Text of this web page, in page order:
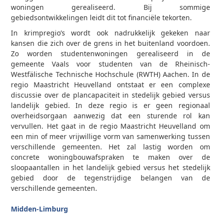
woningen gerealiseerd. Bij sommige
gebiedsontwikkelingen leidt dit tot financiële tekorten.
In krimpregio’s wordt ook nadrukkelijk gekeken naar
kansen die zich over de grens in het buitenland voordoen.
Zo worden studentenwoningen gerealiseerd in de
gemeente Vaals voor studenten van de Rheinisch-
Westfälische Technische Hochschule (RWTH) Aachen. In de
regio Maastricht Heuvelland ontstaat er een complexe
discussie over de plancapaciteit in stedelijk gebied versus
landelijk gebied. In deze regio is er geen regionaal
overheidsorgaan aanwezig dat een sturende rol kan
vervullen. Het gaat in de regio Maastricht Heuvelland om
een min of meer vrijwillige vorm van samenwerking tussen
verschillende gemeenten. Het zal lastig worden om
concrete woningbouwafspraken te maken over de
sloopaantallen in het landelijk gebied versus het stedelijk
gebied door de tegenstrijdige belangen van de
verschillende gemeenten.
Midden-Limburg